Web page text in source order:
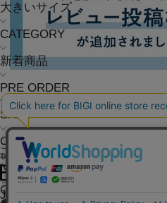
大きいサイズ
CATEGORY
新着商品
PRE ORDER
SALE
COORDINATE
NEWS
JOURNAL
ご利用ガイド よくある質問 お問い合わせ 会社概要
取引法に基づく表記
OFFICIAL SNS